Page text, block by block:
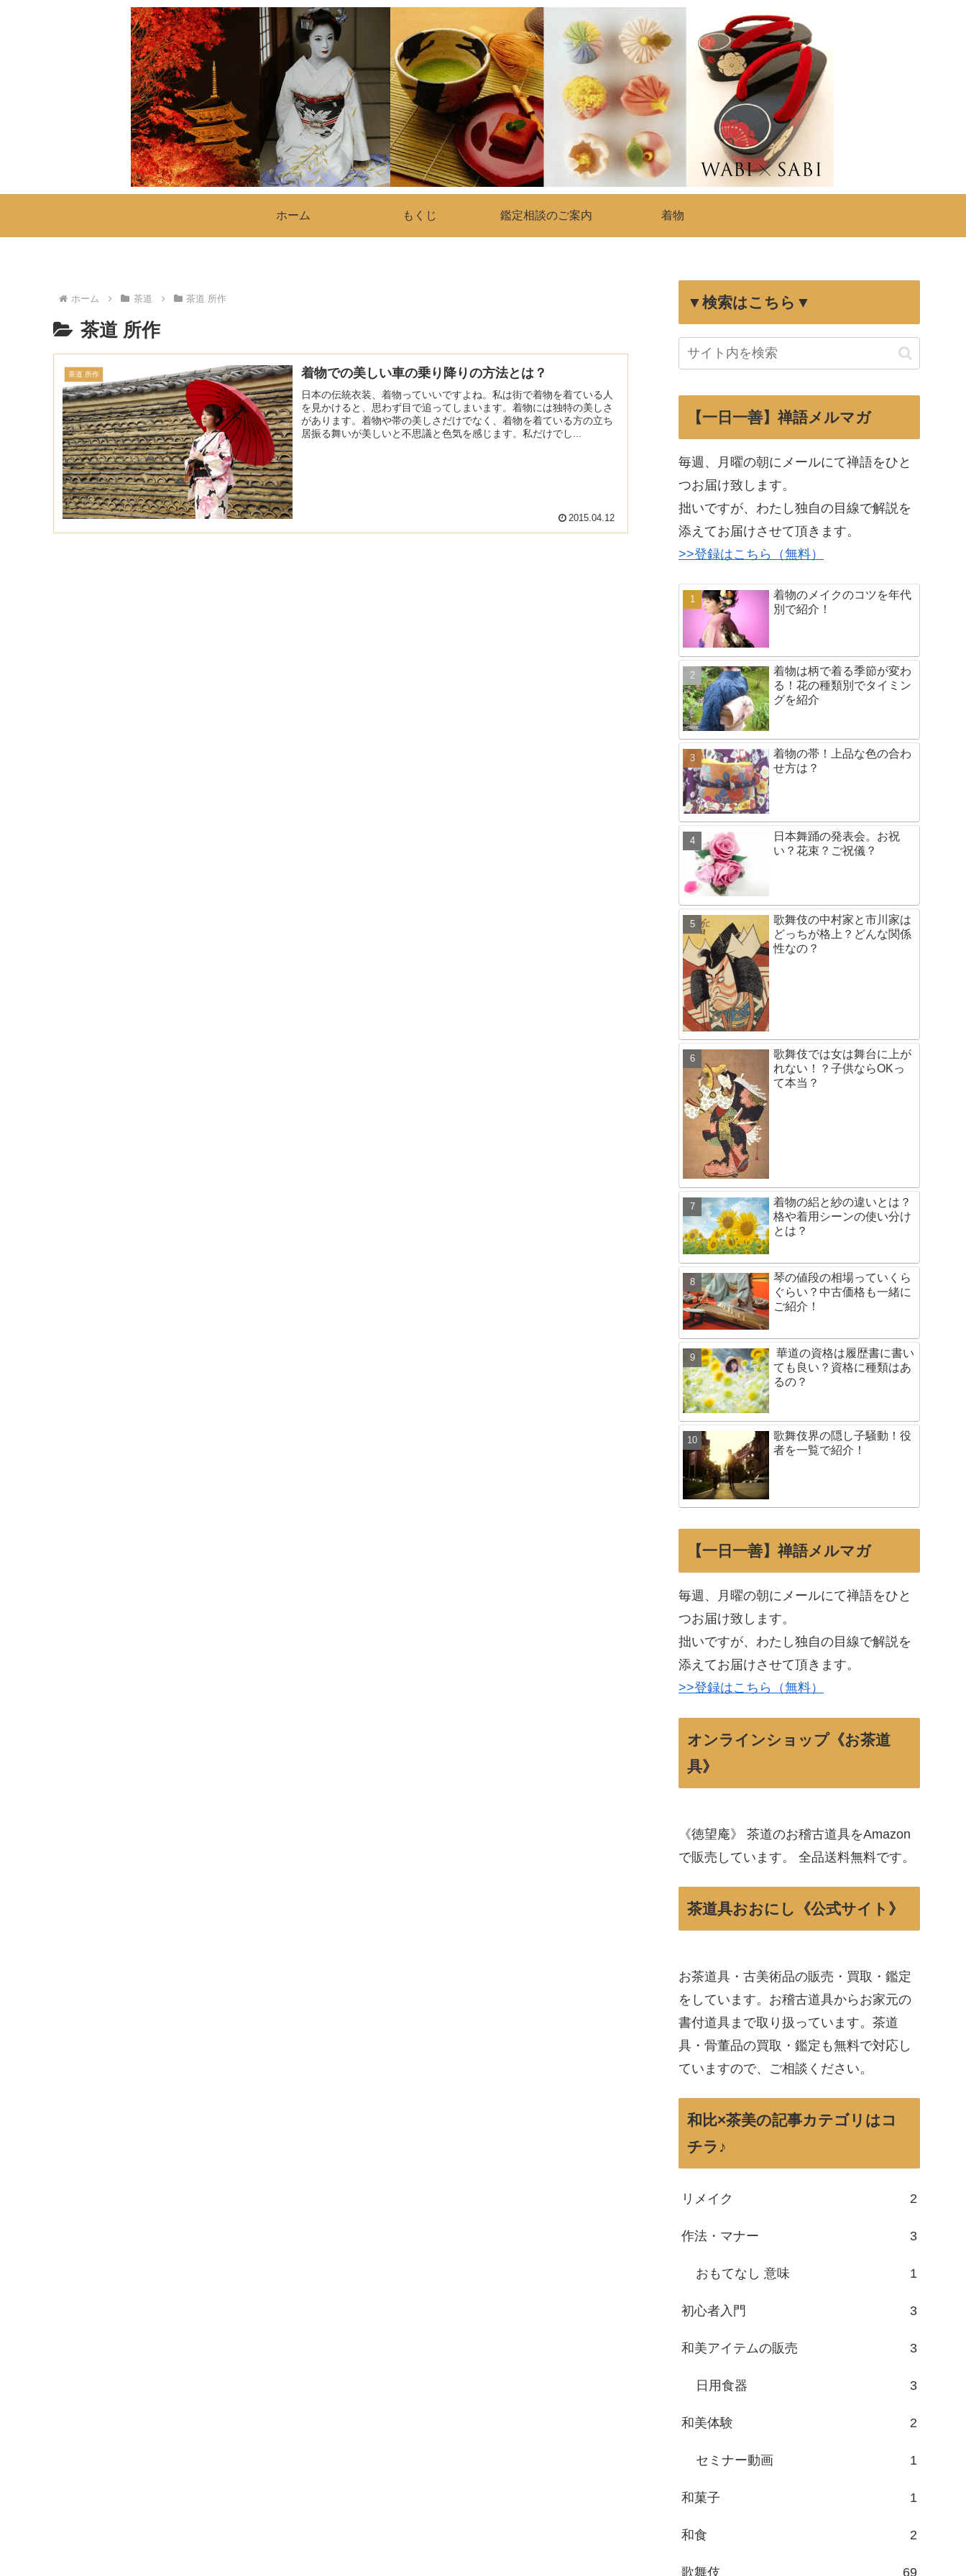
ホーム もくじ 鑑定相談のご案内 着物
ホーム 茶道 茶道 所作
茶道 所作
茶道 所作 着物での美しい車の乗り降りの方法とは？
日本の伝統衣装、着物っていいですよね。私は街で着物を着ている人
を見かけると、思わず目で追ってしまいます。着物には独特の美しさ
があります。着物や帯の美しさだけでなく、着物を着ている方の立ち
居振る舞いが美しいと不思議と色気を感じます。私だけでし...
2015.04.12
▼検索はこちら▼
【一日一善】禅語メルマガ
毎週、月曜の朝にメールにて禅語をひと
つお届け致します。
拙いですが、わたし独自の目線で解説を
添えてお届けさせて頂きます。
>>登録はこちら（無料）
着物のメイクのコツを年代
別で紹介！
着物は柄で着る季節が変わ
る！花の種類別でタイミン
グを紹介
着物の帯！上品な色の合わ
せ方は？
日本舞踊の発表会。お祝
い？花束？ご祝儀？
歌舞伎の中村家と市川家は
どっちが格上？どんな関係
性なの？
歌舞伎では女は舞台に上が
れない！？子供ならOKっ
て本当？
着物の絽と紗の違いとは？
格や着用シーンの使い分け
とは？
琴の値段の相場っていくら
ぐらい？中古価格も一緒に
ご紹介！
華道の資格は履歴書に書い
ても良い？資格に種類はあ
るの？
歌舞伎界の隠し子騒動！役
者を一覧で紹介！
【一日一善】禅語メルマガ
毎週、月曜の朝にメールにて禅語をひと
つお届け致します。
拙いですが、わたし独自の目線で解説を
添えてお届けさせて頂きます。
>>登録はこちら（無料）
オンラインショップ《お茶道
具》
《徳望庵》 茶道のお稽古道具をAmazon
で販売しています。 全品送料無料です。
茶道具おおにし《公式サイト》
お茶道具・古美術品の販売・買取・鑑定
をしています。お稽古道具からお家元の
書付道具まで取り扱っています。茶道
具・骨董品の買取・鑑定も無料で対応し
ていますので、ご相談ください。
和比×茶美の記事カテゴリはコ
チラ♪
リメイク 2
作法・マナー 3
おもてなし 意味 1
初心者入門 3
和美アイテムの販売 3
日用食器 3
和美体験 2
セミナー動画 1
和菓子 1
和食 2
歌舞伎 69